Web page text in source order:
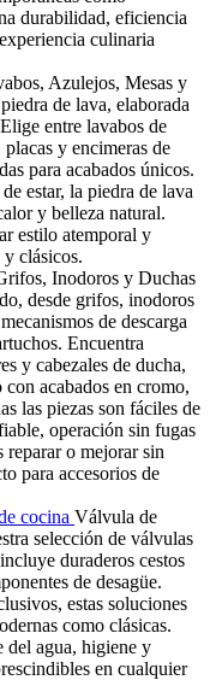
durabilidad, eficiencia
culinaria
Azulejos, Mesas y
de lava, elaborada
entre lavabos de
y encimeras de
para acabados únicos.
estar, la piedra de lava
y belleza natural.
estilo atemporal y
clásicos.
Inodoros y Duchas
desde grifos, inodoros
de descarga
Encuentra
y cabezales de ducha,
acabados en cromo,
las piezas son fáciles de
operación sin fugas
reparar o mejorar sin
para accesorios de
cocina Válvula de
selección de válvulas
duraderos cestos
de desagüe.
estas soluciones
como clásicas.
del agua, higiene y
en cualquier